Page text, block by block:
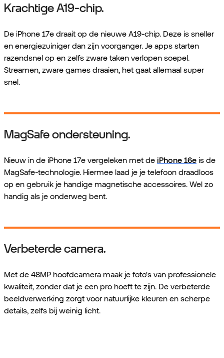
Krachtige A19-chip.
De iPhone 17e draait op de nieuwe A19-chip. Deze is sneller
en energiezuiniger dan zijn voorganger. Je apps starten
razendsnel op en zelfs zware taken verlopen soepel.
Streamen, zware games draaien, het gaat allemaal super
snel.
MagSafe ondersteuning.
Nieuw in de iPhone 17e vergeleken met de iPhone 16e is de
MagSafe-technologie. Hiermee laad je je telefoon draadloos
op en gebruik je handige magnetische accessoires. Wel zo
handig als je onderweg bent.
Verbeterde camera.
Met de 48MP hoofdcamera maak je foto's van professionele
kwaliteit, zonder dat je een pro hoeft te zijn. De verbeterde
beeldverwerking zorgt voor natuurlijke kleuren en scherpe
details, zelfs bij weinig licht.